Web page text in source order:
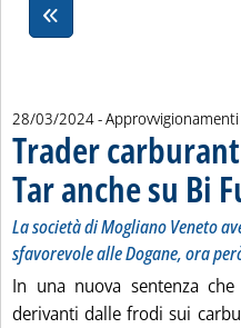
28/03/2024-
Trader
Tar anche su Bi
La società di Mogliano Veneto
sfavorevole alle Dogane, ora
In una nuova sentenza
derivanti dalle frodi sui